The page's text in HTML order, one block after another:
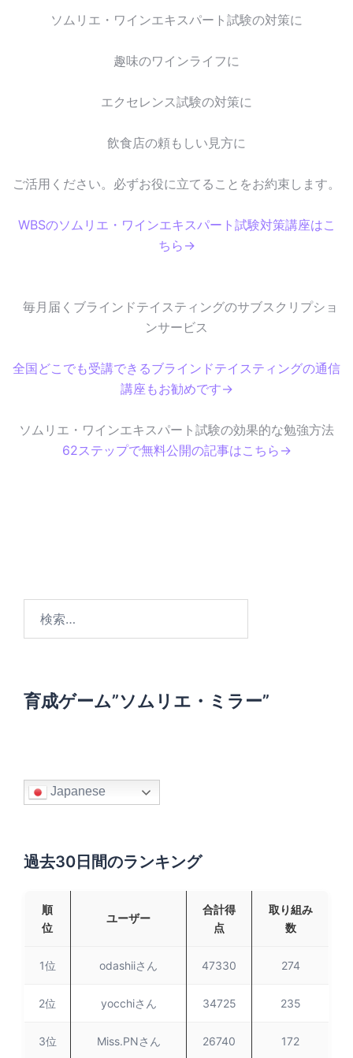
ソムリエ・ワインエキスパート試験の対策に
趣味のワインライフに
エクセレンス試験の対策に
飲食店の頼もしい見方に
ご活用ください。必ずお役に立てることをお約束します。
WBSのソムリエ・ワインエキスパート試験対策講座はこ
ちら→
毎月届くブラインドテイスティングのサブスクリプショ
ンサービス
全国どこでも受講できるブラインドテイスティングの通信
講座もお勧めです→
ソムリエ・ワインエキスパート試験の効果的な勉強方法
62ステップで無料公開の記事はこちら→
育成ゲーム”ソムリエ・ミラー”
Japanese
過去30日間のランキング
順
位
ユーザー
合計得
点
取り組み
数
1位 odashiiさん 47330 274
2位 yocchiさん 34725 235
3位 Miss.PNさん 26740 172